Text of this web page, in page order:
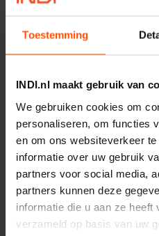
Toestemming
INDI.nl maakt gebruik van
We gebruiken cookies om
personaliseren, om functies
en om ons websiteverkeer
informatie over uw gebruik
partners voor social media,
partners kunnen deze
informatie die u aan ze
verzameld op basis van uw
€
4mm x
€ 19,99
incl. BTW
−